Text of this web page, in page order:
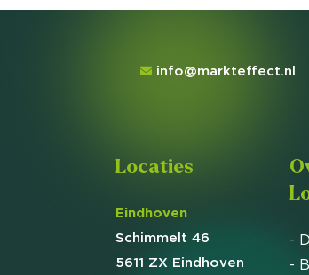
info@markteffect.nl
Locaties
Eindhoven
Schimmelt 46
5611 ZX Eindhoven
-
-